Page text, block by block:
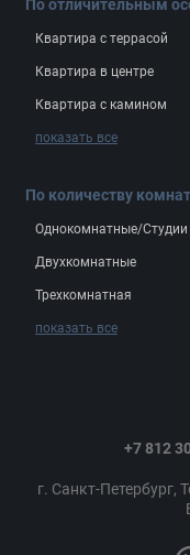
По отличительным
Квартира с террасой
Квартира в центре
Квартира с камином
показать все
По количеству комнат
Однокомнатные/Студии
Двухкомнатные
Трехкомнатная
показать все
+7 812
г. Санкт-Петербург,